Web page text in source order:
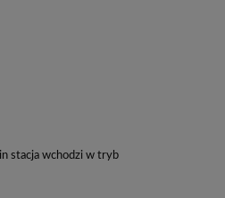
stacja wchodzi w tryb